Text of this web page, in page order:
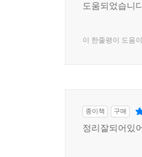
제1장 취득세
제3장 재산세
제2장 소득세 총설
제3장 양도소득세
도움되었습니
이 한줄평이 도움
종이책 구매
정리잘되어있